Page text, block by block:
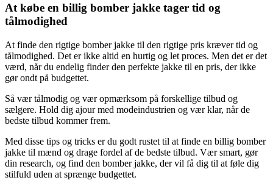
At købe en billig bomber jakke tager tid og
tålmodighed
At finde den rigtige bomber jakke til den rigtige pris kræver tid og
tålmodighed. Det er ikke altid en hurtig og let proces. Men det er det
værd, når du endelig finder den perfekte jakke til en pris, der ikke
gør ondt på budgettet.
Så vær tålmodig og vær opmærksom på forskellige tilbud og
sælgere. Hold dig ajour med modeindustrien og vær klar, når de
bedste tilbud kommer frem.
Med disse tips og tricks er du godt rustet til at finde en billig bomber
jakke til mænd og drage fordel af de bedste tilbud. Vær smart, gør
din research, og find den bomber jakke, der vil få dig til at føle dig
stilfuld uden at sprænge budgettet.